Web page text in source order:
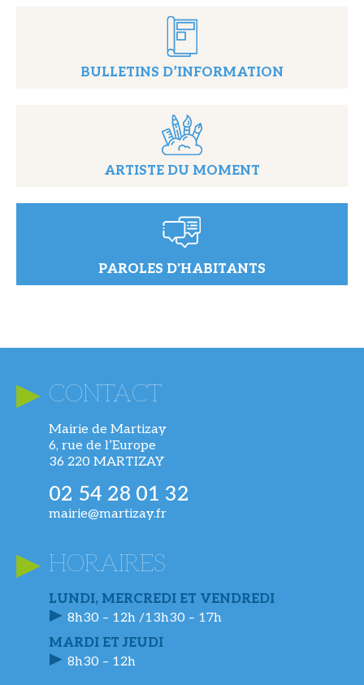
BULLETINS D’INFORMATION
ARTISTE DU MOMENT
PAROLES D'HABITANTS
CONTACT
Mairie de Martizay
6, rue de l’Europe
36 220 MARTIZAY
02 54 28 01 32
mairie@martizay.fr
HORAIRES
LUNDI, MERCREDI ET VENDREDI
8h30 – 12h /13h30 – 17h
MARDI ET JEUDI
8h30 – 12h